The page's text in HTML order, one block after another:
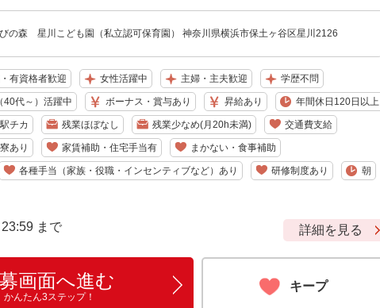
の森 星川こども園（私立認可保育園） 神奈川県横浜市保土ヶ谷区星川2126
有資格者歓迎 女性活躍中 主婦・主夫歓迎 学歴不問
40代～）活躍中 ボーナス・賞与あり 昇給あり 年間休日120日以上
チカ 残業ほぼなし 残業少なめ(月20h未満) 交通費支給
あり 家賃補助・住宅手当有 まかない・食事補助
各種手当（家族・役職・インセンティブなど）あり 研修制度あり 朝
まで 詳細を見る
画面へ進む
かんたん3ステップ！
キープ